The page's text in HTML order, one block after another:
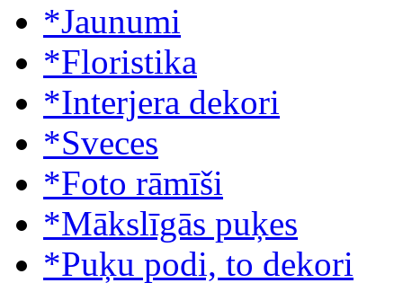
*Jaunumi
*Floristika
*Interjera dekori
*Sveces
*Foto rāmīši
*Mākslīgās puķes
*Puķu podi, to dekori